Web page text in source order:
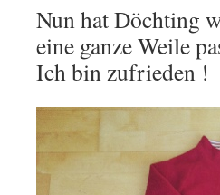
Nun hat Döchting
eine ganze Weile
Ich bin zufrieden !